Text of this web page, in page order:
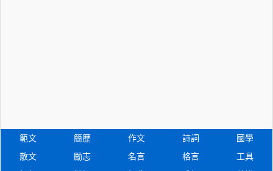
範文 簡歷 作文 詩詞
國學
散文
勵志 名言 格言
工具